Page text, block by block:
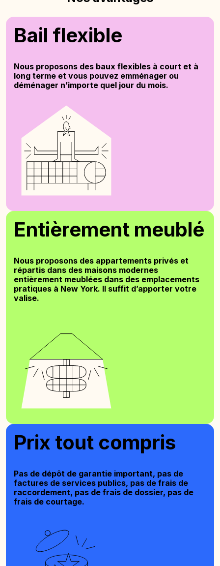
Bail flexible
Nous proposons des baux flexibles à court et à
long terme et vous pouvez emménager ou
déménager n’importe quel jour du mois.
Entièrement meublé
Nous proposons des appartements privés et
répartis dans des maisons modernes
entièrement meublées dans des emplacements
pratiques à New York. Il suffit d’apporter votre
valise.
Prix tout compris
Pas de dépôt de garantie important, pas de
factures de services publics, pas de frais de
raccordement, pas de frais de dossier, pas de
frais de courtage.